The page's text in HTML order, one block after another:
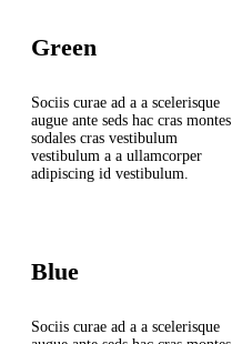
Green
Sociis curae ad a a scelerisque
augue ante seds hac cras montes
sodales cras vestibulum
vestibulum a a ullamcorper
adipiscing id vestibulum.
Blue
Sociis curae ad a a scelerisque